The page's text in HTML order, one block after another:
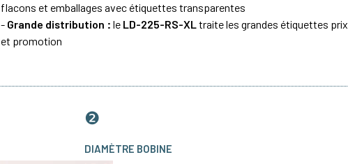
flacons et emballages avec étiquettes transparentes
- Grande distribution : le LD-225-RS-XLtraite les grandes étiquettes prix
et promotion
❷
DIAMÈTRE BOBINE